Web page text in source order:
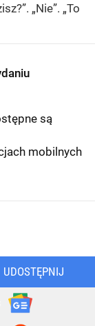
„Nie”. „To
są
mobilnych
UDOSTĘPNIJ